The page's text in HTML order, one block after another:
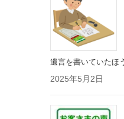
遺言を書いていたほ
2025年5月2日